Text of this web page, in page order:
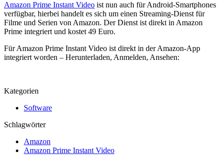
Amazon Prime Instant Video ist nun auch für Android-Smartphones
verfügbar, hierbei handelt es sich um einen Streaming-Dienst für
Filme und Serien von Amazon. Der Dienst ist direkt in Amazon
Prime integriert und kostet 49 Euro.
Für Amazon Prime Instant Video ist direkt in der Amazon-App
integriert worden – Herunterladen, Anmelden, Ansehen:
Kategorien
Software
Schlagwörter
Amazon
Amazon Prime Instant Video